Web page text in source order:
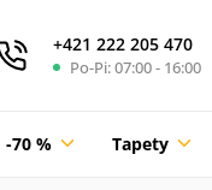
+421 222 205 470
Po-Pi: 07:00 - 16:00
70 % Tapety